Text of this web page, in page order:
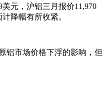
元，沪铝三月报价11,970
降幅有所收紧。
铝市场价格下浮的影响，但